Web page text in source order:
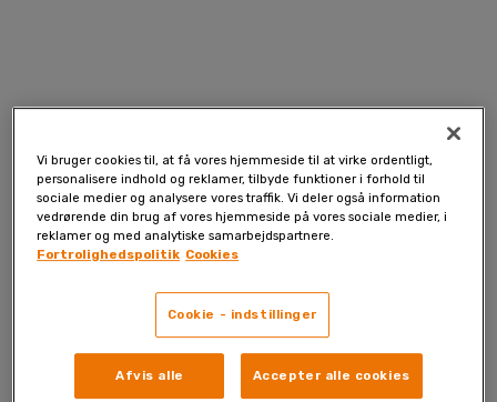
Vi bruger cookies til, at få vores hjemmeside til at virke ordentligt,
personalisere indhold og reklamer, tilbyde funktioner i forhold til
sociale medier og analysere vores traffik. Vi deler også information
vedrørende din brug af vores hjemmeside på vores sociale medier, i
reklamer og med analytiske samarbejdspartnere.
Fortrolighedspolitik Cookies
Cookie - indstillinger
Afvis alle Accepter alle cookies